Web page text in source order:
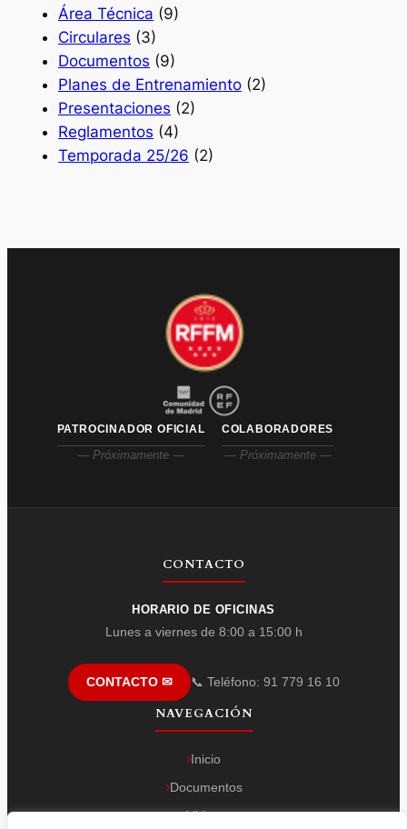
Área Técnica (9)
Circulares (3)
Documentos (9)
Planes de Entrenamiento (2)
Presentaciones (2)
Reglamentos (4)
Temporada 25/26 (2)
PATROCINADOR OFICIAL
— Próximamente —
COLABORADORES
— Próximamente —
CONTACTO
HORARIO DE OFICINAS
Lunes a viernes de 8:00 a 15:00 h
CONTACTO ✉ 📞 Teléfono: 91 779 16 10
NAVEGACIÓN
Inicio
Documentos
Vídeos